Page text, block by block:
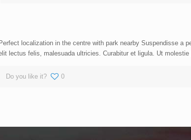
Perfect localization in the centre with park nearby Suspendisse a
lectus felis, malesuada ultricies. Curabitur et ligula. Ut
Do you like it? 0